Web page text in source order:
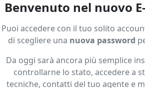
1997
Benvenuto nel nuovo
Puoi accedere con il tuo solito
di scegliere una nuova password
Da oggi sarà ancora più semplice
controllarne lo stato, accedere a
tecniche, contatti del tuo agente e